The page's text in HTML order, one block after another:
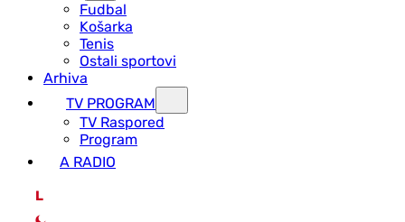
Fudbal
Košarka
Tenis
Ostali sportovi
Arhiva
TV PROGRAM
ТV Raspored
Program
A RADIO
L